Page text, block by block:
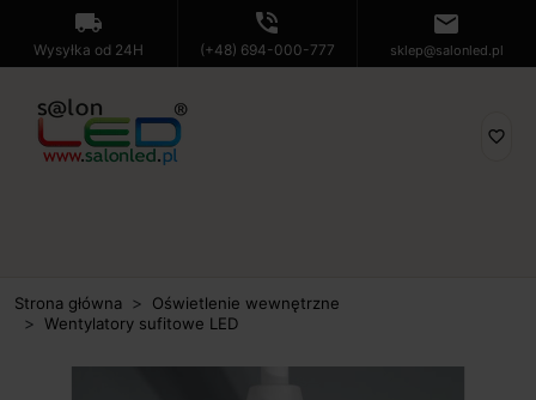
local_shipping
Wysyłka od 24H
phone_in_talk
(+48) 694-000-777
mail
sklep@salonled.pl
favorite_border
Strona główna
Oświetlenie wewnętrzne
Wentylatory sufitowe LED